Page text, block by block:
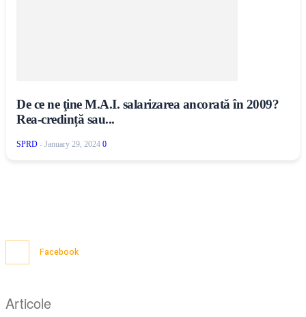
De ce ne ţine M.A.I. salarizarea ancorată în 2009?
Rea-credință sau...
SPRD - January 29, 2024 0
Facebook
Articole